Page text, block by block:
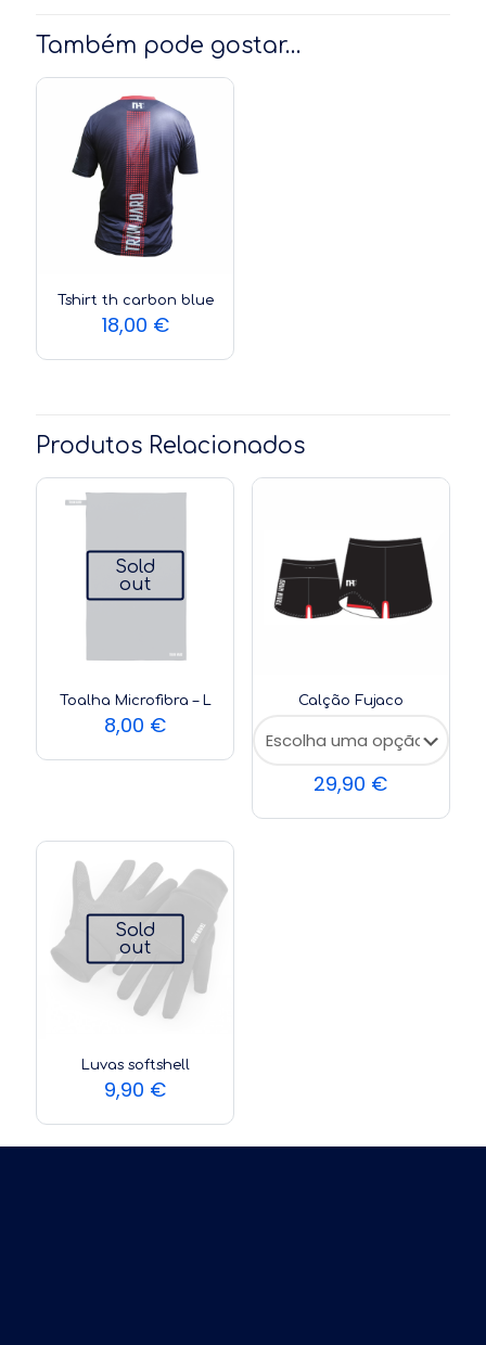
Também pode gostar…
Tshirt th carbon blue
18,00 €
Produtos Relacionados
Sold
out
Toalha Microfibra – L
8,00 €
Calção Fujaco
29,90 €
Sold
out
Luvas softshell
9,90 €